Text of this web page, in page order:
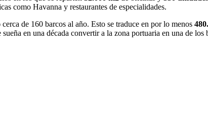
como Havanna y restaurantes de especialidades.
de 160 barcos al año. Esto se traduce en por lo menos
en una década convertir a la zona portuaria en una de